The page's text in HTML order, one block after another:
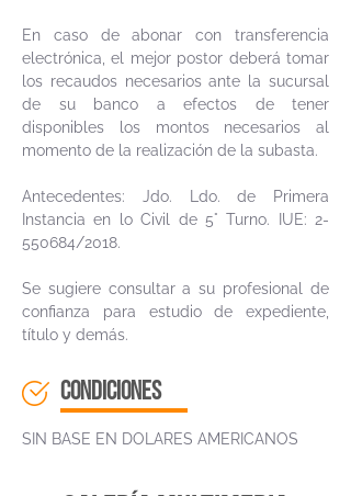
En caso de abonar con transferencia
electrónica, el mejor postor deberá tomar
los recaudos necesarios ante la sucursal
de su banco a efectos de tener
disponibles los montos necesarios al
momento de la realización de la subasta.
Antecedentes: Jdo. Ldo. de Primera
Instancia en lo Civil de 5° Turno. IUE: 2-
550684/2018.
Se sugiere consultar a su profesional de
confianza para estudio de expediente,
título y demás.
CONDICIONES
SIN BASE EN DOLARES AMERICANOS